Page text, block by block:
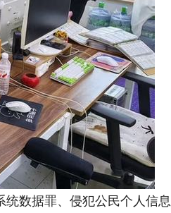
数据罪、侵犯公民个人信息